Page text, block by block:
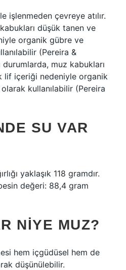
işlenmeden çevreye atılır.
düşük tanen ve
organik gübre ve
(Pereira &
durumlarda, muz kabukları
lif içeriği nedeniyle organik
kullanılabilir (Pereira
SU VAR
yaklaşık 118 gramdır.
değeri: 88,4 gram
NIYE MUZ?
hem içgüdüsel hem de
düşünülebilir.